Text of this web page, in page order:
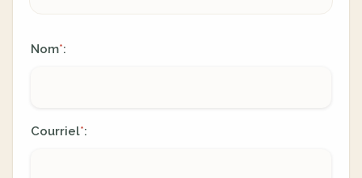
Nom*:
Courriel*: